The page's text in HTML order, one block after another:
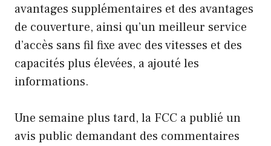
avantages supplémentaires et des avantages
de couverture, ainsi qu’un meilleur service
d’accès sans fil fixe avec des vitesses et des
capacités plus élevées, a ajouté les
informations.
Une semaine plus tard, la FCC a publié un
avis public demandant des commentaires